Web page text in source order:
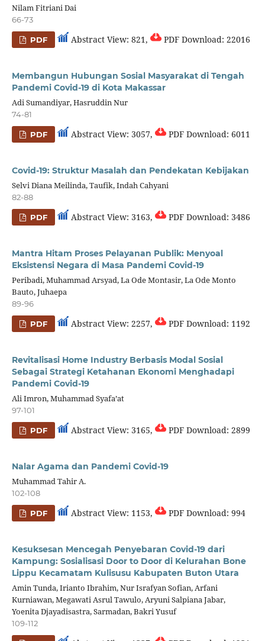
Nilam Fitriani Dai
66-73
PDF Abstract View: 821, PDF Download: 22016
Membangun Hubungan Sosial Masyarakat di Tengah
Pandemi Covid-19 di Kota Makassar
Adi Sumandiyar, Hasruddin Nur
74-81
PDF Abstract View: 3057, PDF Download: 6011
Covid-19: Struktur Masalah dan Pendekatan Kebijakan
Selvi Diana Meilinda, Taufik, Indah Cahyani
82-88
PDF Abstract View: 3163, PDF Download: 3486
Mantra Hitam Proses Pelayanan Publik: Menyoal
Eksistensi Negara di Masa Pandemi Covid-19
Peribadi, Muhammad Arsyad, La Ode Montasir, La Ode Monto
Bauto, Juhaepa
89-96
PDF Abstract View: 2257, PDF Download: 1192
Revitalisasi Home Industry Berbasis Modal Sosial
Sebagai Strategi Ketahanan Ekonomi Menghadapi
Pandemi Covid-19
Ali Imron, Muhammad Syafa’at
97-101
PDF Abstract View: 3165, PDF Download: 2899
Nalar Agama dan Pandemi Covid-19
Muhammad Tahir A.
102-108
PDF Abstract View: 1153, PDF Download: 994
Kesuksesan Mencegah Penyebaran Covid-19 dari
Kampung: Sosialisasi Door to Door di Kelurahan Bone
Lippu Kecamatam Kulisusu Kabupaten Buton Utara
Amin Tunda, Irianto Ibrahim, Nur Israfyan Sofian, Arfani
Kurniawan, Megawati Asrul Tawulo, Aryuni Salpiana Jabar,
Yoenita Djayadisastra, Sarmadan, Bakri Yusuf
109-112